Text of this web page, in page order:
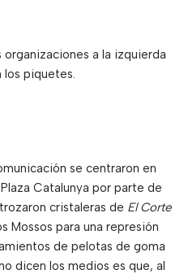
a la izquierda
los piquetes.
se centraron en
Catalunya por parte de
cristaleras de El Corte
Mossos para una represión
de pelotas de goma
dicen los medios es que, al